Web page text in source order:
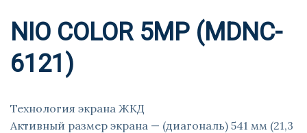
NIO COLOR 5MP (MDNC-
6121)
Технология экрана ЖКД
Активный размер экрана — (диагональ) 541 мм (21,3